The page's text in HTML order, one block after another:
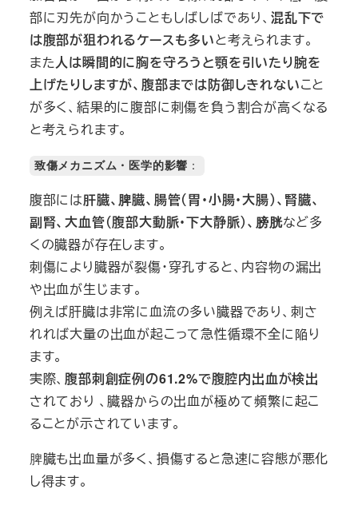
部に刃先が向かうこともしばしばであり、 混乱下で
は腹部が狙われるケースも多いと考えられます。
また 人は瞬間的に胸を守ろうと顎を引いたり腕を
上げたりしますが、腹部までは防御しきれないこと
が多く、結果的に腹部に刺傷を負う割合が高くなる
と考えられます。
致傷メカニズム・医学的影響 ：
腹部には肝臓、脾臓、腸管（胃・小腸・大腸）、腎臓、
副腎、大血管（腹部大動脈・下大静脈）、膀胱など多
くの臓器が存在します。
刺傷により臓器が裂傷・穿孔すると、内容物の漏出
や出血が生じます。
例えば肝臓は非常に血流の多い臓器であり、刺さ
れれば大量の出血が起こって急性循環不全に陥り
ます。
実際、腹部刺創症例の61.2%で腹腔内出血が検出
されており 、臓器からの出血が極めて頻繁に起こ
ることが示されています。
脾臓も出血量が多く、損傷すると急速に容態が悪化
し得ます。